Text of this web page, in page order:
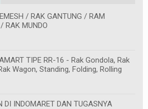
/ RAK GANTUNG / RAM
RAK MUNDO
TIPE RR-16 - Rak Gondola, Rak
Wagon, Standing, Folding, Rolling
DI INDOMARET DAN TUGASNYA